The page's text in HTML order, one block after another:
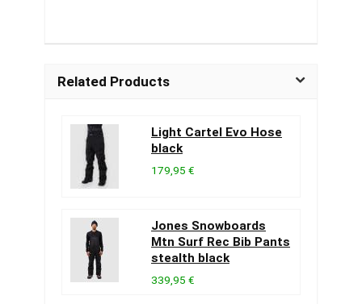
Related Products
Light Cartel Evo Hose
black
179,95 €
Jones Snowboards
Mtn Surf Rec Bib Pants
stealth black
339,95 €